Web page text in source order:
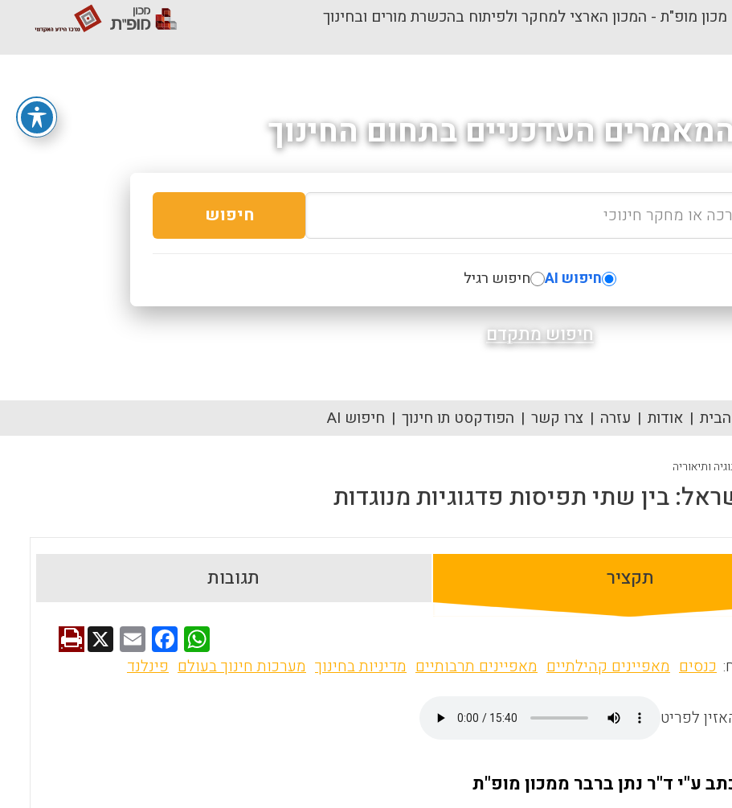
מכון מופ"ת - המכון הארצי למחקר ולפיתוח בהכשרת מורים ובחינוך
העדכניים בתחום החינוך
חיפוש
חיפוש AI חיפוש רגיל
חיפוש מתקדם
אודות עזרה צרו קשר הפודקסט תו חינוך חיפוש AI
ותיאוריה
בין שתי תפיסות פדגוגיות מנוגדות
תקציר תגובות
W
h
F
a
E
m
X
כנסים מאפיינים קהילתיים מאפיינים תרבותיים מדיניות בחינוך מערכות חינוך בעולם פינלנד
לפריט
ע"י ד"ר נתן ברבר ממכון מופ"ת